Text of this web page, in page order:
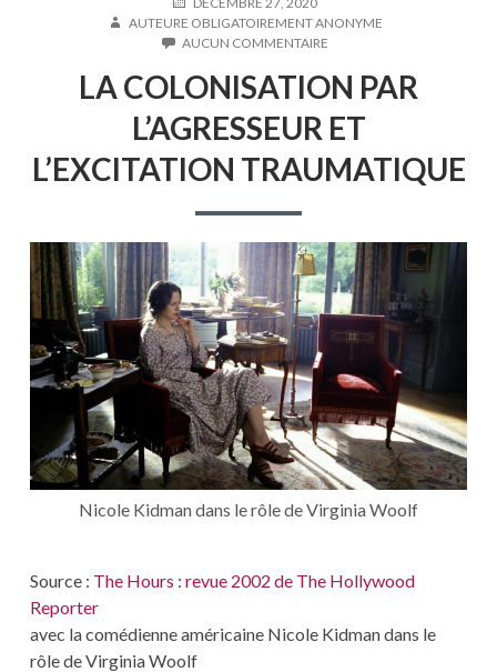
LE
AUTEURE OBLIGATOIREMENT ANONYME
AUCUN COMMENTAIRE
COLONISATION
PAR
L’AGRESSEUR
ET
L’EXCITATION
TRAUMATIQUE
LA COLONISATION PAR
L’AGRESSEUR ET
L’EXCITATION TRAUMATIQUE
Nicole Kidman dans le rôle de Virginia Woolf
Source : The Hours : revue 2002 de The Hollywood
Reporter
avec la comédienne américaine Nicole Kidman dans le
rôle de Virginia Woolf